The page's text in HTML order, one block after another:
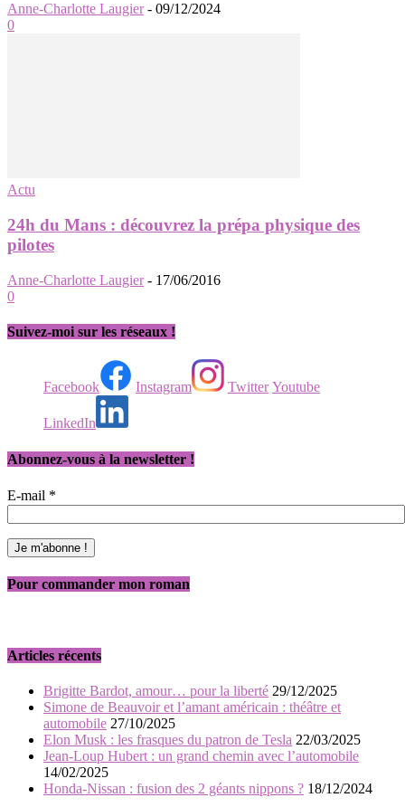
Anne-Charlotte Laugier - 09/12/2024
0
Actu
24h du Mans : découvrez la prépa physique des
pilotes
Anne-Charlotte Laugier - 17/06/2016
0
Suivez-moi sur les réseaux !
Facebook Instagram Twitter Youtube
LinkedIn
Abonnez-vous à la newsletter !
E-mail *
Pour commander mon roman
Articles récents
Brigitte Bardot, amour… pour la liberté 29/12/2025
Simone de Beauvoir et l’amant américain : théâtre et
automobile 27/10/2025
Elon Musk : les frasques du patron de Tesla 22/03/2025
Jean-Loup Hubert : un grand chemin avec l’automobile
14/02/2025
Honda-Nissan : fusion des 2 géants nippons ? 18/12/2024